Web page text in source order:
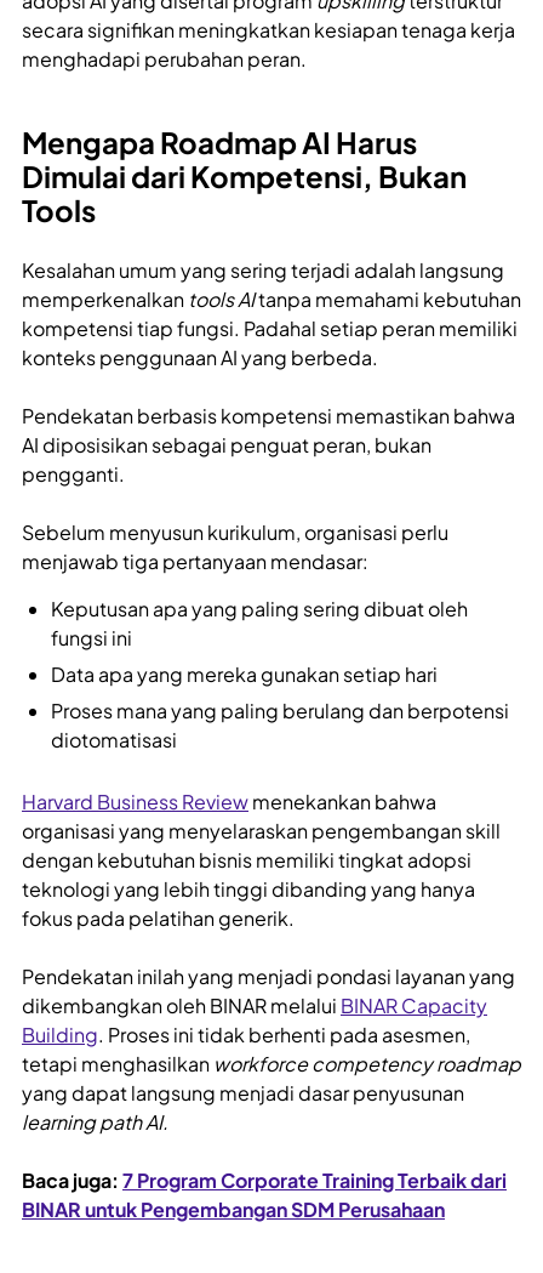
secara signifikan meningkatkan kesiapan tenaga kerja
menghadapi perubahan peran.
Mengapa Roadmap AI Harus
Dimulai dari Kompetensi, Bukan
Tools
Kesalahan umum yang sering terjadi adalah langsung
memperkenalkan tools AItanpa memahami kebutuhan
kompetensi tiap fungsi. Padahal setiap peran memiliki
konteks penggunaan AI yang berbeda.
Pendekatan berbasis kompetensi memastikan bahwa
AI diposisikan sebagai penguat peran, bukan
pengganti.
Sebelum menyusun kurikulum, organisasi perlu
menjawab tiga pertanyaan mendasar:
Keputusan apa yang paling sering dibuat oleh
fungsi ini
Data apa yang mereka gunakan setiap hari
Proses mana yang paling berulang dan berpotensi
diotomatisasi
Harvard Business Reviewmenekankan bahwa
organisasi yang menyelaraskan pengembangan skill
dengan kebutuhan bisnis memiliki tingkat adopsi
teknologi yang lebih tinggi dibanding yang hanya
fokus pada pelatihan generik.
Pendekatan inilah yang menjadi pondasi layanan yang
dikembangkan oleh BINAR melalui BINAR Capacity
Building. Proses ini tidak berhenti pada asesmen,
tetapi menghasilkan workforce competency roadmap
yang dapat langsung menjadi dasar penyusunan
learning path AI.
Baca juga: 7 Program Corporate Training Terbaik dari
BINAR untuk Pengembangan SDM Perusahaan